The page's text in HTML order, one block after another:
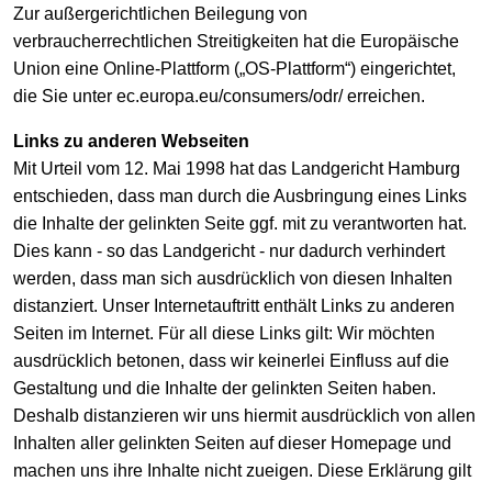
Zur außergerichtlichen Beilegung von
verbraucherrechtlichen Streitigkeiten hat die Europäische
Union eine Online-Plattform („OS-Plattform“) eingerichtet,
die Sie unter ec.europa.eu/consumers/odr/ erreichen.
Links zu anderen Webseiten
Mit Urteil vom 12. Mai 1998 hat das Landgericht Hamburg
entschieden, dass man durch die Ausbringung eines Links
die Inhalte der gelinkten Seite ggf. mit zu verantworten hat.
Dies kann - so das Landgericht - nur dadurch verhindert
werden, dass man sich ausdrücklich von diesen Inhalten
distanziert. Unser Internetauftritt enthält Links zu anderen
Seiten im Internet. Für all diese Links gilt: Wir möchten
ausdrücklich betonen, dass wir keinerlei Einfluss auf die
Gestaltung und die Inhalte der gelinkten Seiten haben.
Deshalb distanzieren wir uns hiermit ausdrücklich von allen
Inhalten aller gelinkten Seiten auf dieser Homepage und
machen uns ihre Inhalte nicht zueigen. Diese Erklärung gilt